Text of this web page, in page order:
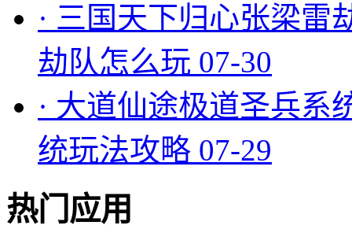
· 三国天下归心张梁雷
劫队怎么玩 07-30
· 大道仙途极道圣兵系
统玩法攻略 07-29
热门应用